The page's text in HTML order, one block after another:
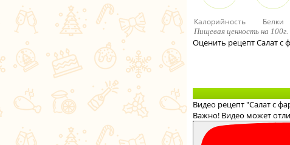
Калорийность Белки
Пищевая ценность на 100г.
Оценить рецепт Салат с
Видео рецепт "Салат с
Важно! Видео может